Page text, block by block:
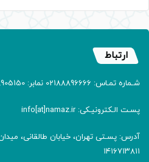
ارتباط
شـماره تمـاس: 02188896666 نمابر: 02188905150
پسـت الـکترونیـکی: info[at]namaz.ir
۱۴۱۶۷۱۳۸۱۱